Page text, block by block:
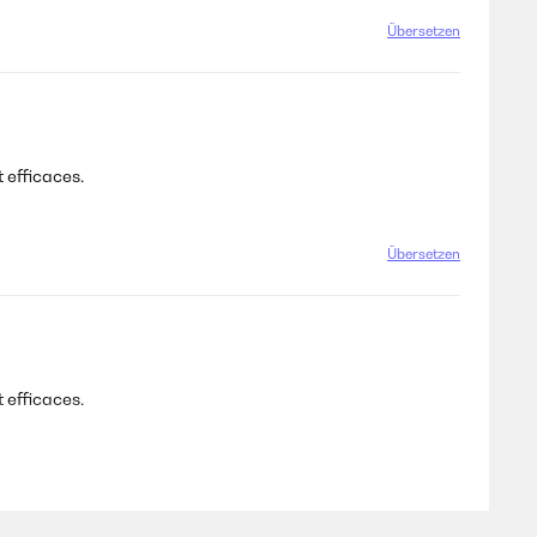
ein Phonoanschluss vorhanden ist.Also in die
und Knackt ich habe meine Boxen schon Getestet an
Entsorgt ich möchte auf diesen Weg ein neues
Übersetzen
efficaces.
Übersetzen
efficaces.